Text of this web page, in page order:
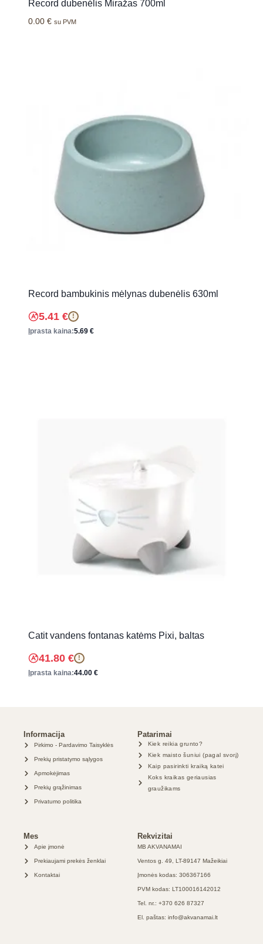
Record dubenėlis Miražas 700ml
0.00 € su PVM
Record bambukinis mėlynas dubenėlis 630ml
5.41 € !
Įprasta kaina:5.69 €
Catit vandens fontanas katėms Pixi, baltas
41.80 € !
Įprasta kaina:44.00 €
Informacija
Pirkimo - Pardavimo Taisyklės
Prekių pristatymo sąlygos
Apmokėjimas
Prekių grąžinimas
Privatumo politika
Patarimai
Kiek reikia grunto?
Kiek maisto šuniui (pagal svorį)
Kaip pasirinkti kraiką katei
Koks kraikas geriausias
graužikams
Mes
Apie įmonė
Prekiaujami prekės ženklai
Kontaktai
Rekvizitai
MB AKVANAMAI
Ventos g. 49, LT-89147 Mažeikiai
Įmonės kodas: 306367166
PVM kodas: LT100016142012
Tel. nr.: +370 626 87327
El. paštas: info@akvanamai.lt